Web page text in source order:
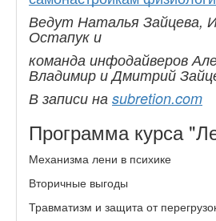
Ведут Наталья Зайцева,
Остапук и
команда инфодайверов
Владимир и Дмитрий
В записи на subretion.com
Программа курса
Механизма лени в психике
Вторичные выгоды
Травматизм и защита от